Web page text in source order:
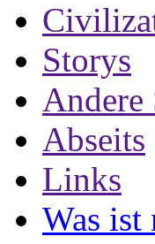
Storys
Andere
Abseits
Links
Was ist